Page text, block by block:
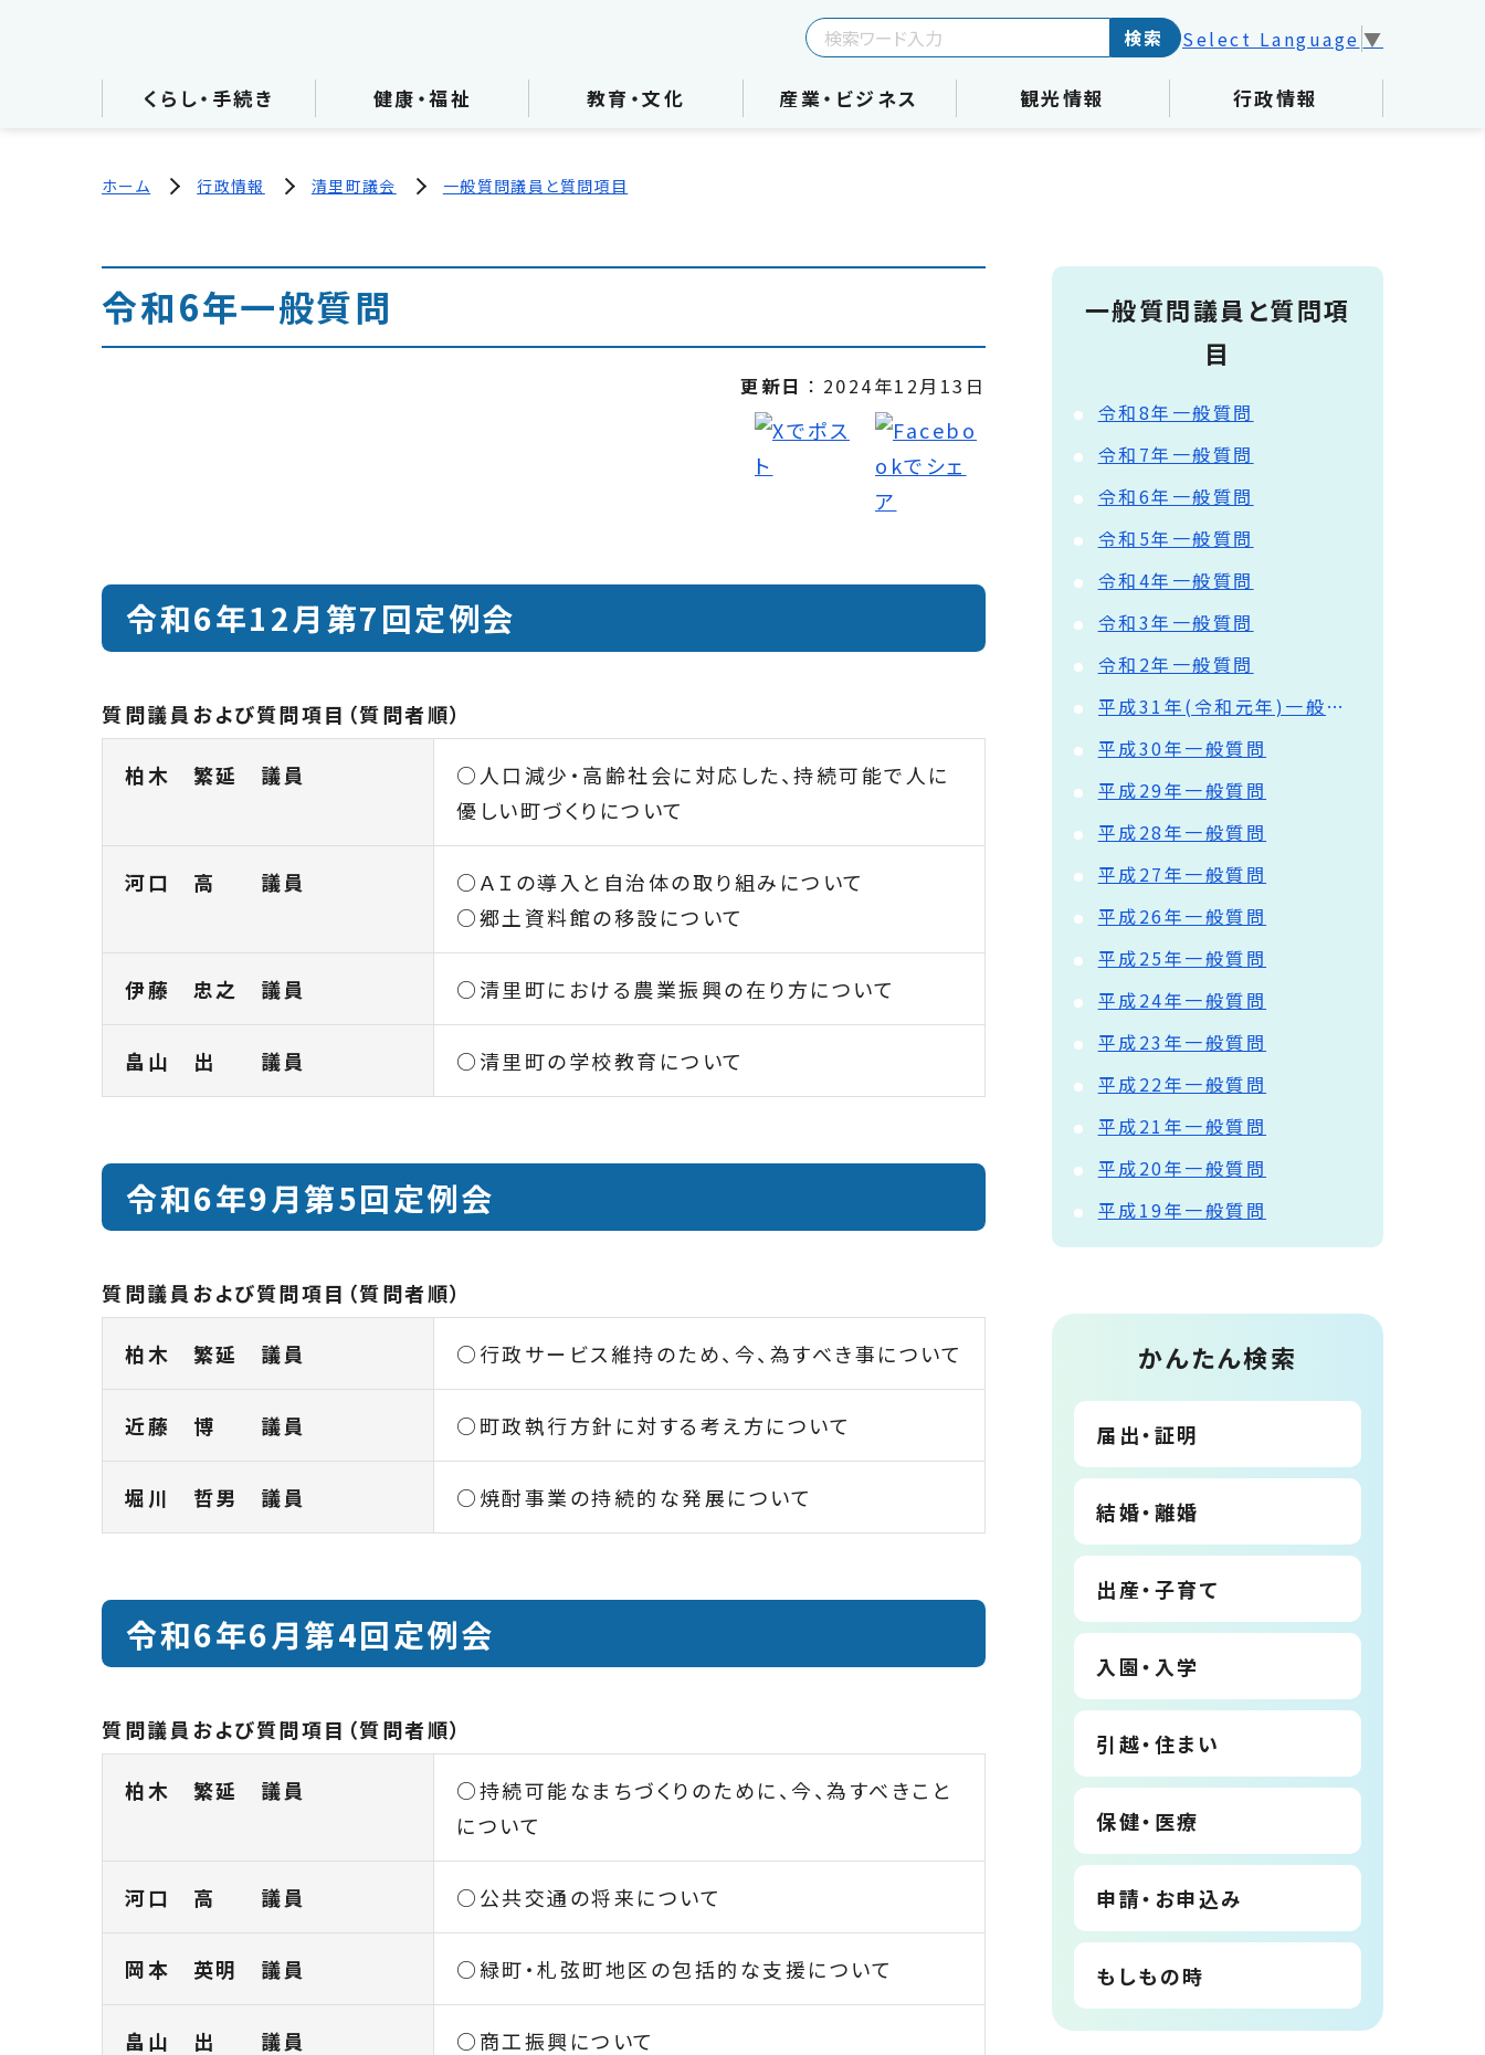
くらし・手続き 健康・福祉 教育・文化 産業・ビジネス 観光情報 行政情報
検索 Select Language ▼
ホーム 行政情報 清里町議会 一般質問議員と質問項目
令和6年一般質問
更新日 2024年12月13日
令和6年12月第7回定例会
質問議員および質問項目（質問者順）
柏木 繁延 議員
○人口減少・高齢社会に対応した、持続可能で人に
優しい町づくりについて
河口 高 議員
○ＡＩの導入と自治体の取り組みについて
○郷土資料館の移設について
伊藤 忠之 議員 ○清里町における農業振興の在り方について
畠山 出 議員 ○清里町の学校教育について
令和6年9月第5回定例会
質問議員および質問項目（質問者順）
柏木 繁延 議員 ○行政サービス維持のため、今、為すべき事について
近藤 博 議員 ○町政執行方針に対する考え方について
堀川 哲男 議員 ○焼酎事業の持続的な発展について
令和6年6月第4回定例会
質問議員および質問項目（質問者順）
柏木 繁延 議員
○持続可能なまちづくりのために、今、為すべきこと
について
河口 高 議員 ○公共交通の将来について
岡本 英明 議員 ○緑町・札弦町地区の包括的な支援について
畠山 出 議員
○商工振興について
一般質問議員と質問項
目
令和8年一般質問
令和7年一般質問
令和6年一般質問
令和5年一般質問
令和4年一般質問
令和3年一般質問
令和2年一般質問
平成31年(令和元年)一般質問
平成30年一般質問
平成29年一般質問
平成28年一般質問
平成27年一般質問
平成26年一般質問
平成25年一般質問
平成24年一般質問
平成23年一般質問
平成22年一般質問
平成21年一般質問
平成20年一般質問
平成19年一般質問
かんたん検索
届出・証明
結婚・離婚
出産・子育て
入園・入学
引越・住まい
保健・医療
申請・お申込み
もしもの時